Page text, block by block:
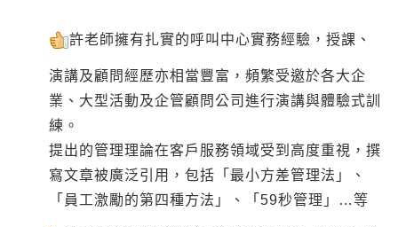
許老師擁有扎實的呼叫中心實務經驗，授課、
演講及顧問經歷亦相當豐富，頻繁受邀於各大企
業、大型活動及企管顧問公司進行演講與體驗式訓
練。
提出的管理理論在客戶服務領域受到高度重視，撰
寫文章被廣泛引用，包括「最小方差管理法」、
「員工激勵的第四種方法」、「59秒管理」…等